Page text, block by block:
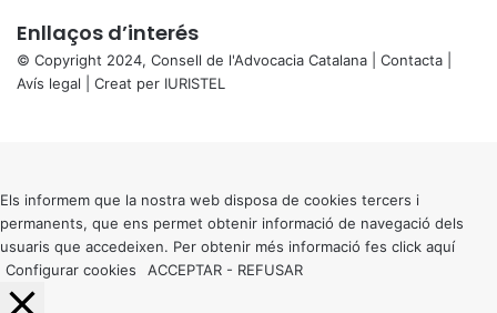
Enllaços d’interés
© Copyright 2024, Consell de l'Advocacia Catalana | Contacta
Avís legal | Creat per IURISTEL
button
Els informem que la nostra web disposa de cookies tercers i
permanents, que ens permet obtenir informació de navegació dels
usuaris que accedeixen. Per obtenir més informació fes click aquí
Configurar cookies
ACCEPTAR - REFUSAR